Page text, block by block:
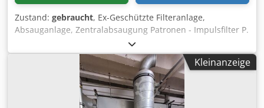
Zustand: gebraucht, Ex-Geschützte Filteranlage,
Absauganlage, Zentralabsaugung Patronen - Impulsfilter P.
RIES GmbH Typ 330 D ATEX Patronenfilteranlage,
Rechteckfilteranlage, Zentral-Schweißrauchabsaugung
Masch. Nr. 10011932 Baujahr 2020 - neuwertig, unbenutzt
Volumenstrom 3300 m³/h Volumenstrom 0,9 m³/sec. Djdpfx
Asy N Duqopwskr Filterfläche 20 m² (1Stück Patronenfilter)
Differenzdruck 3300 Pa (33 mbar) Absauganschluß am
Kleinanzeige